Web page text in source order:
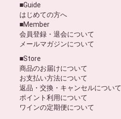
■Guide
はじめての方へ
■Member
会員登録・退会について
メールマガジンについて
■Store
商品のお届けについて
お支払い方法について
返品・交換・キャンセルについて
ポイント利用について
ワインの定期便について